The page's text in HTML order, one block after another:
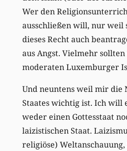
Wer den
ausschließen will, nur weil
dieses Recht auch
aus Angst. Vielmehr
moderaten Luxemburger
Und neuntens weil mir die
Staates wichtig ist. Ich will
weder einen Gottesstaat
laizistischen Staat.
religiöse)